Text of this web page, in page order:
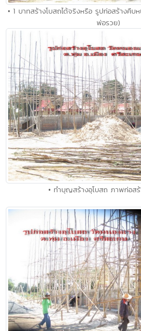
• 1 บาทสร้างโบสถได้จริงหรือ รูปก่อสร้างคื
พ่อรวย)
• ทำบุญสร้างอุโบสถ ภาพก่อส